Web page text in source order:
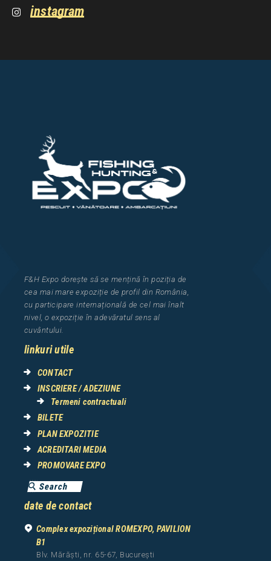
instagram
F&H Expo dorește să se mențină în poziția de
cea mai mare expoziție de profil din România,
cu participare internațională de cel maiînalt
nivel, o expoziție în adevăratul sens al
cuvântului.
linkuri utile
CONTACT
INSCRIERE / ADEZIUNE
Termeni contractuali
BILETE
PLAN EXPOZITIE
ACREDITARI MEDIA
PROMOVARE EXPO
date de contact
Complex expozițional ROMEXPO, PAVILION
B1
Blv. Mărăști, nr. 65-67, București